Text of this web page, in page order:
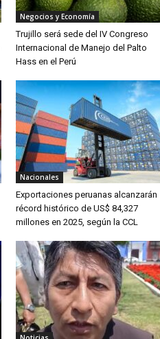
Negocios y Economía
Trujillo será sede del IV Congreso
Internacional de Manejo del Palto
Hass en el Perú
Nacionales
Exportaciones peruanas alcanzarán
récord histórico de US$ 84,327
millones en 2025, según la CCL